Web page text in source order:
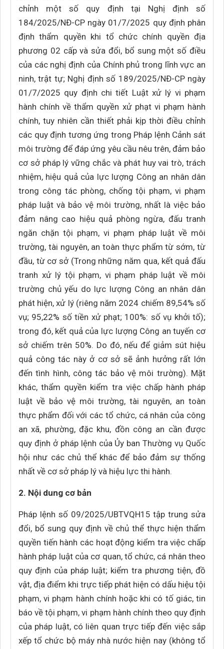
chỉnh một số quy định tại Nghị định số
184/2025/NĐ-CP ngày 01/7/2025 quy định phân
định thẩm quyền khi tổ chức chính quyền địa
phương 02 cấp và sửa đổi, bổ sung một số điều
của các nghị định của Chính phủ trong lĩnh vực an
ninh, trật tự; Nghị định số 189/2025/NĐ-CP ngày
01/7/2025 quy định chi tiết Luật xử lý vi phạm
hành chính về thẩm quyền xử phạt vi phạm hành
chính, tuy nhiên cần thiết phải kịp thời điều chỉnh
các quy định tương ứng trong Pháp lệnh Cảnh sát
môi trường để đáp ứng yêu cầu nêu trên, đảm bảo
cơ sở pháp lý vững chắc và phát huy vai trò, trách
nhiệm, hiệu quả của lực lượng Công an nhân dân
trong công tác phòng, chống tội phạm, vi phạm
pháp luật và bảo vệ môi trường, nhất là việc bảo
đảm nâng cao hiệu quả phòng ngừa, đấu tranh
ngăn chặn tội phạm, vi phạm pháp luật về môi
trường, tài nguyên, an toàn thực phẩm từ sớm, từ
đầu, từ cơ sở (Trong những năm qua, kết quả đấu
tranh xử lý tội phạm, vi phạm pháp luật về môi
trường chủ yếu do lực lượng Công an nhân dân
phát hiện, xử lý (riêng năm 2024 chiếm 89,54% số
vụ; 95,22% số tiền xử phạt; 100%: số vụ khởi tố);
trong đó, kết quả của lực lượng Công an tuyến cơ
sở chiếm trên 50%. Do đó, nếu để giảm sút hiệu
quả công tác này ở cơ sở sẽ ảnh hưởng rất lớn
đến tình hình, công tác bảo vệ môi trường). Mặt
khác, thẩm quyền kiểm tra việc chấp hành pháp
luật về bảo vệ môi trường, tài nguyên, an toàn
thực phẩm đối với các tổ chức, cá nhân của công
an xã, phường, đặc khu, đồn công an cần được
quy định ở pháp lệnh của Ủy ban Thường vụ Quốc
hội như các chủ thể khác để bảo đảm sự thống
nhất về cơ sở pháp lý và hiệu lực thi hành.
2. Nội dung cơ bản
Pháp lệnh số 09/2025/UBTVQH15 tập trung sửa
đổi, bổ sung quy định về chủ thể thực hiện thẩm
quyền tiến hành các hoạt động kiểm tra việc chấp
hành pháp luật của cơ quan, tổ chức, cá nhân theo
quy định của pháp luật; kiểm tra phương tiện, đồ
vật, địa điểm khi trực tiếp phát hiện có dấu hiệu tội
phạm, vi phạm hành chính hoặc khi có tố giác, tin
báo về tội phạm, vi phạm hành chính theo quy định
của pháp luật, có liên quan trực tiếp đến việc sắp
xếp tổ chức bộ máy nhà nước hiện nay (không tổ